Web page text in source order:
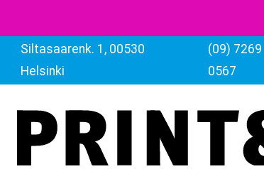
Siltasaarenk. 1, 00530
Helsinki
(09) 7269
0567